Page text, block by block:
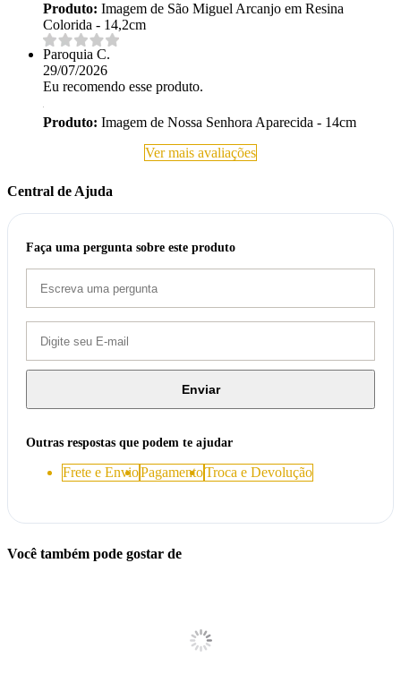
Produto: Imagem de São Miguel Arcanjo em Resina
Colorida - 14,2cm
Paroquia C.
29/07/2026
Eu recomendo esse produto.
Produto: Imagem de Nossa Senhora Aparecida - 14cm
Ver mais avaliações
Central de Ajuda
Faça uma pergunta sobre este produto
Enviar
Outras respostas que podem te ajudar
Frete e EnvioPagamentoTroca e Devolução
Você também pode gostar de